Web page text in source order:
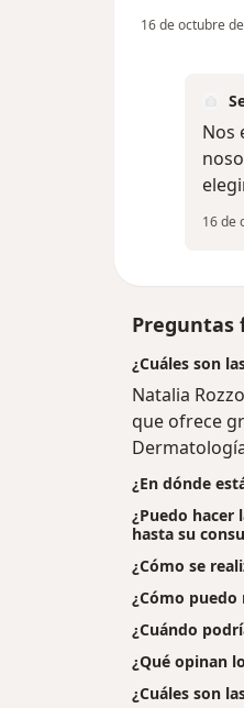
16 de octubre
Nos
16 de
Preguntas
¿Cuáles son
Natalia
que ofrece
¿En dónde
¿Puedo hacer
hasta su
¿Cómo se
¿Cómo puedo
¿Cuándo
¿Qué opinan
¿Cuáles son